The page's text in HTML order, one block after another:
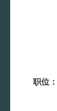
职位：